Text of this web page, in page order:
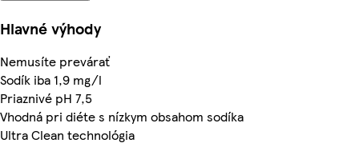
Hlavné výhody
Nemusíte prevárať
Sodík iba 1,9 mg/l
Priaznivé pH 7,5
Vhodná pri diéte s nízkym obsahom sodíka
Ultra Clean technológia